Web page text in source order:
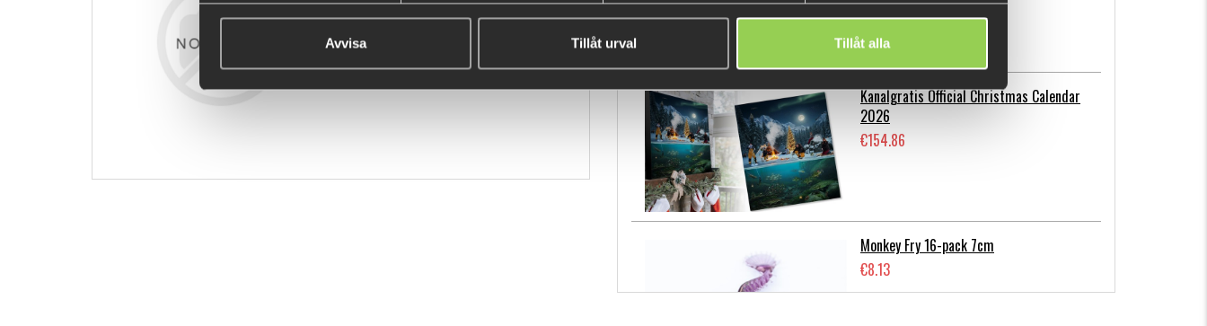
Avvisa Tillåt urval Tillåt alla
Kanalgratis Official Christmas Calendar
2026
€154.86
Monkey Fry 16-pack 7cm
€8.13